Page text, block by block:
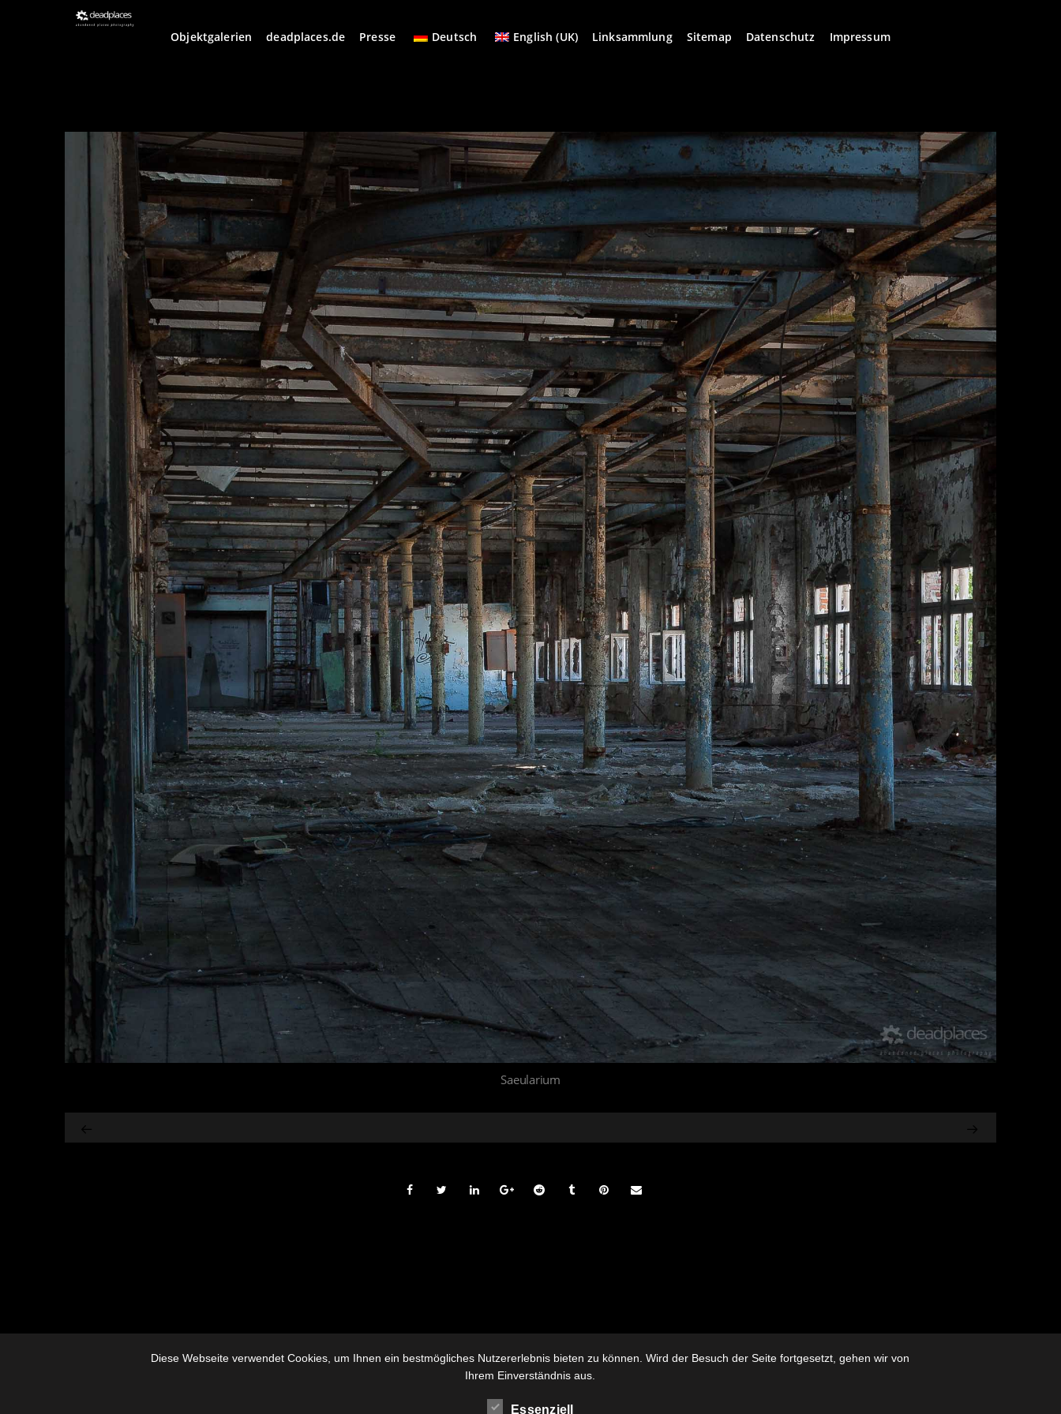
Objektgalerien deadplaces.de Presse Deutsch English (UK) Linksammlung Sitemap Datenschutz Impressum
Saeularium
Diese Webseite verwendet Cookies, um Ihnen ein bestmögliches Nutzererlebnis bieten zu können. Wird der Besuch der Seite fortgesetzt, gehen wir von
Ihrem Einverständnis aus.
Essenziell